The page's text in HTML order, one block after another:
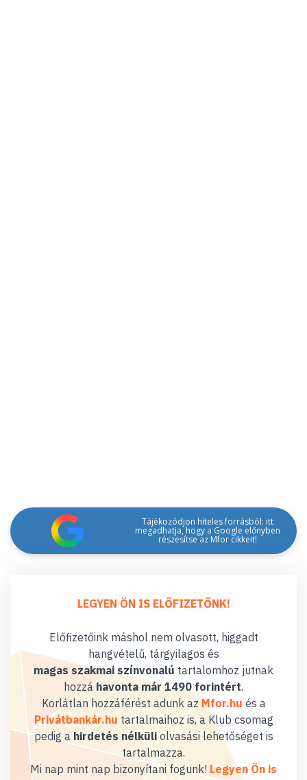
Tájékozódjon hiteles forrásból: itt
megadhatja, hogy a Google előnyben
részesítse az Mfor cikkeit!
LEGYEN ÖN IS ELŐFIZETŐNK!
Előfizetőink máshol nem olvasott, higgadt
hangvételű, tárgyilagos és
magas szakmai színvonalú tartalomhoz jutnak
hozzáhavonta már 1490 forintért.
Korlátlan hozzáférést adunk az Mfor.hu és a
Privátbankár.hu tartalmaihoz is, a Klub csomag
pedig a hirdetés nélküliolvasási lehetőséget is
tartalmazza.
Mi nap mint nap bizonyítani fogunk! Legyen Ön is